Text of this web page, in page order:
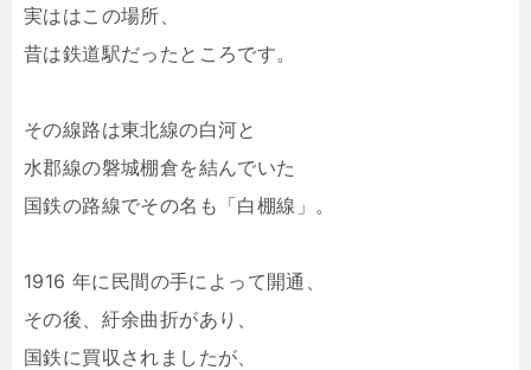
実ははこの場所、
昔は鉄道駅だったところです。
その線路は東北線の白河と
水郡線の磐城棚倉を結んでいた
国鉄の路線でその名も「白棚線」。
1916 年に民間の手によって開通、
その後、紆余曲折があり、
国鉄に買収されましたが、